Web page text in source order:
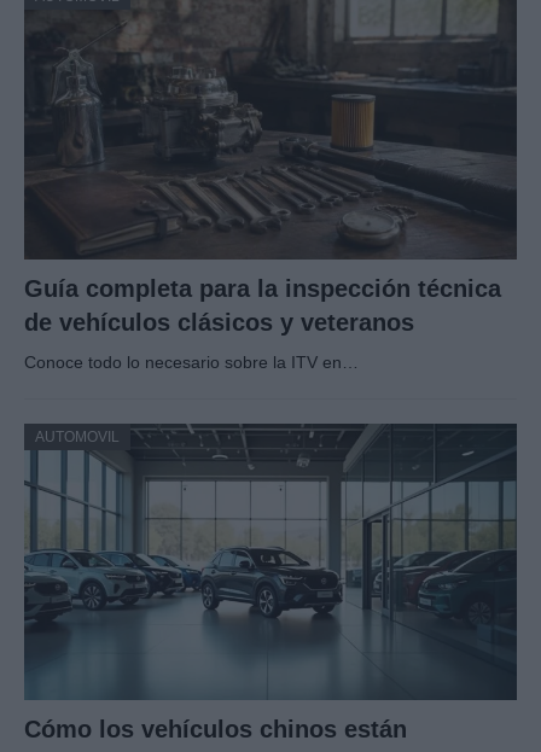
Guía completa para la inspección técnica
de vehículos clásicos y veteranos
Conoce todo lo necesario sobre la ITV en…
AUTOMOVIL
Cómo los vehículos chinos están